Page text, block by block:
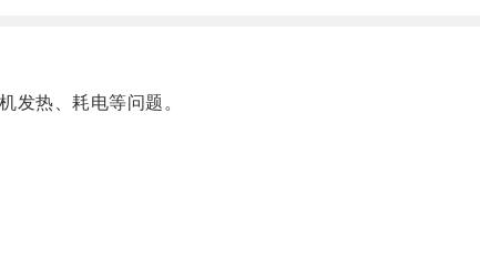
热、耗电等问题。